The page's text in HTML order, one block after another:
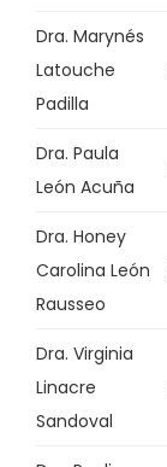
Dra. Marynés
Latouche
Padilla
Dra. Paula
León Acuña
Dra. Honey
Carolina León
Rausseo
Dra. Virginia
Linacre
Sandoval